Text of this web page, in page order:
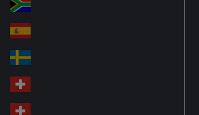
va
kia
So
uth
Af
ric
a
Sp
ain
Sw
ed
en
Sw